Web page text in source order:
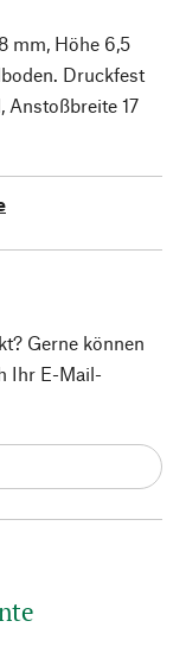
mm, Höhe 6,5
­Druckfest
Anstoßbreite 17
Gerne können
Ihr E-Mail-